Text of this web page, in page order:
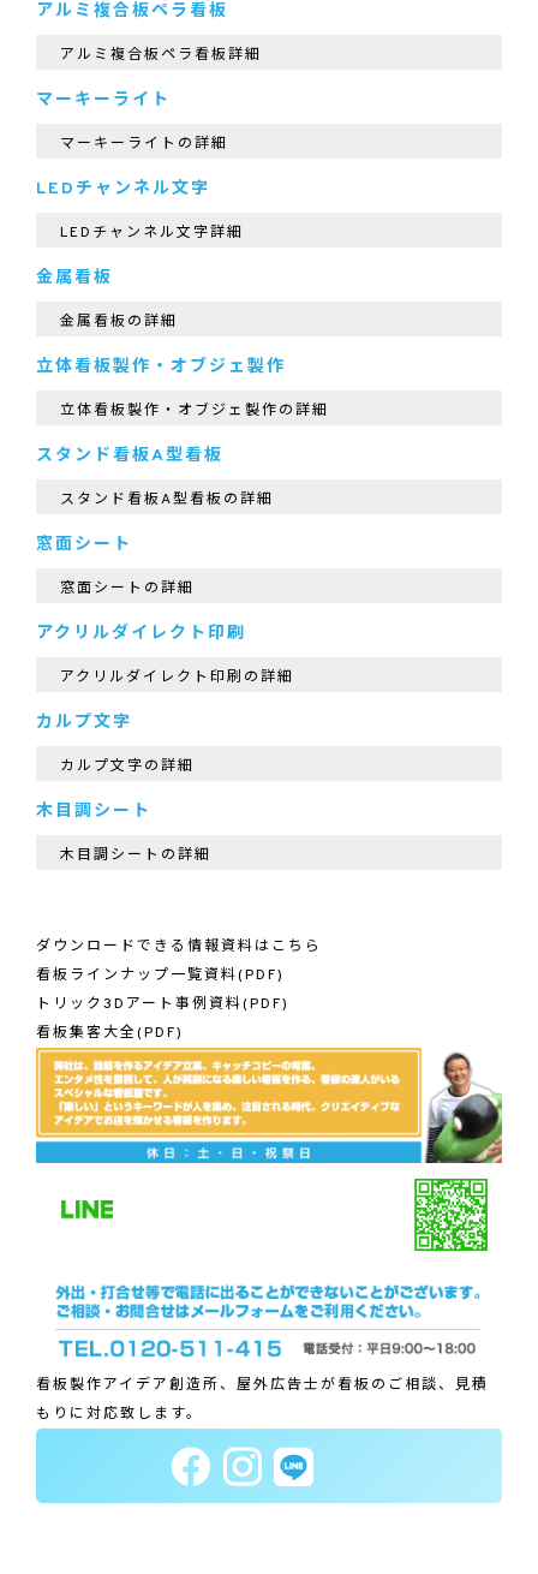
アルミ複合板ペラ看板
アルミ複合板ペラ看板詳細
マーキーライト
マーキーライトの詳細
LEDチャンネル文字
LEDチャンネル文字詳細
金属看板
金属看板の詳細
立体看板製作・オブジェ製作
立体看板製作・オブジェ製作の詳細
スタンド看板A型看板
スタンド看板A型看板の詳細
窓面シート
窓面シートの詳細
アクリルダイレクト印刷
アクリルダイレクト印刷の詳細
カルプ文字
カルプ文字の詳細
木目調シート
木目調シートの詳細
ダウンロードできる情報資料はこちら
看板ラインナップ一覧資料(PDF)
トリック3Dアート事例資料(PDF)
看板集客大全(PDF)
看板製作アイデア創造所、屋外広告士が看板のご相談、見積
もりに対応致します。